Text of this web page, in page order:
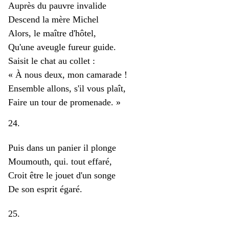
Auprès du pauvre invalide
Descend la mère Michel
Alors, le maître d'hôtel,
Qu'une aveugle fureur guide.
Saisit le chat au collet :
« À nous deux, mon camarade !
Ensemble allons, s'il vous plaît,
Faire un tour de promenade. »
24.
Puis dans un panier il plonge
Moumouth, qui. tout effaré,
Croit être le jouet d'un songe
De son esprit égaré.
25.